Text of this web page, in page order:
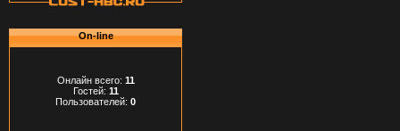
On-line
Онлайн всего: 11
Гостей: 11
Пользователей: 0